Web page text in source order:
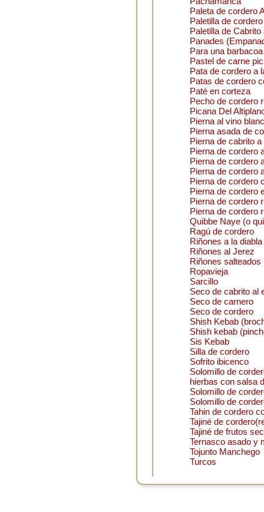
Paleta de cordero
Paletilla de cordero
Paletilla de
Panades
Para una
Pastel de carne
Pata de cordero a
Patas de cordero
Paté en corteza
Pecho de cordero
Picana Del
Pierna al vino
Pierna asada de
Pierna de cabrito
Pierna de cordero
Pierna de cordero
Pierna de cordero
Pierna de cordero
Pierna de cordero
Pierna de cordero
Pierna de cordero
Quibbe Naye (o
Ragú de cordero
Riñones a la diabla
Riñones al Jerez
Riñones salteados
Ropavieja
Sarcillo
Seco de cabrito al
Seco de carnero
Seco de cordero
Shish Kebab
Shish kebab
Sis Kebab
Silla de cordero
Sofrito ibicenco
Solomillo de
hierbas con salsa
Solomillo de
Solomillo de
Tahin de cordero
Tajiné de
Tajiné de frutos
Ternasco asado y
Tojunto Manchego
Turcos